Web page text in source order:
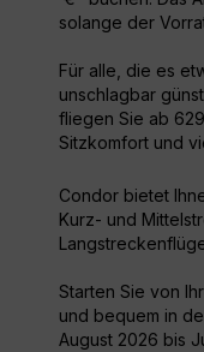
solange der
Für alle, die es
unschlagbar
fliegen Sie ab
Sitzkomfort und
Condor bietet
Kurz- und
Starten Sie von
und bequem in
August 2026 bis